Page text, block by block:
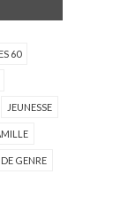
60
JEUNESSE
GENRE